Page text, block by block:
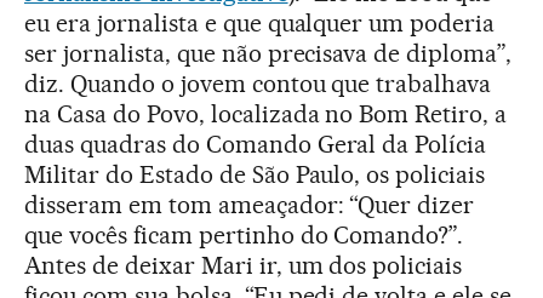
eu era jornalista e que qualquer um poderia
ser jornalista, que não precisava de diploma”,
diz. Quando o jovem contou que trabalhava
na Casa do Povo, localizada no Bom Retiro, a
duas quadras do Comando Geral da Polícia
Militar do Estado de São Paulo, os policiais
disseram em tom ameaçador: “Quer dizer
que vocês ficam pertinho do Comando?”.
Antes de deixar Mari ir, um dos policiais